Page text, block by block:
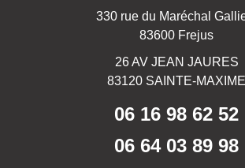
330 rue du Maréchal
83600 Frejus
26 AV JEAN JAURES
83120 SAINTE-MAXIME
06 16 98 62 52
06 64 03 89 98